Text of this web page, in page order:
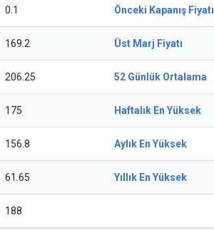
0.1 Önceki Kapanış Fiyatı
169.2 Üst Marj Fiyatı
206.25 52 Günlük Ortalama
175 Haftalık En Yüksek
156.8 Aylık En Yüksek
61.65 Yıllık En Yüksek
188